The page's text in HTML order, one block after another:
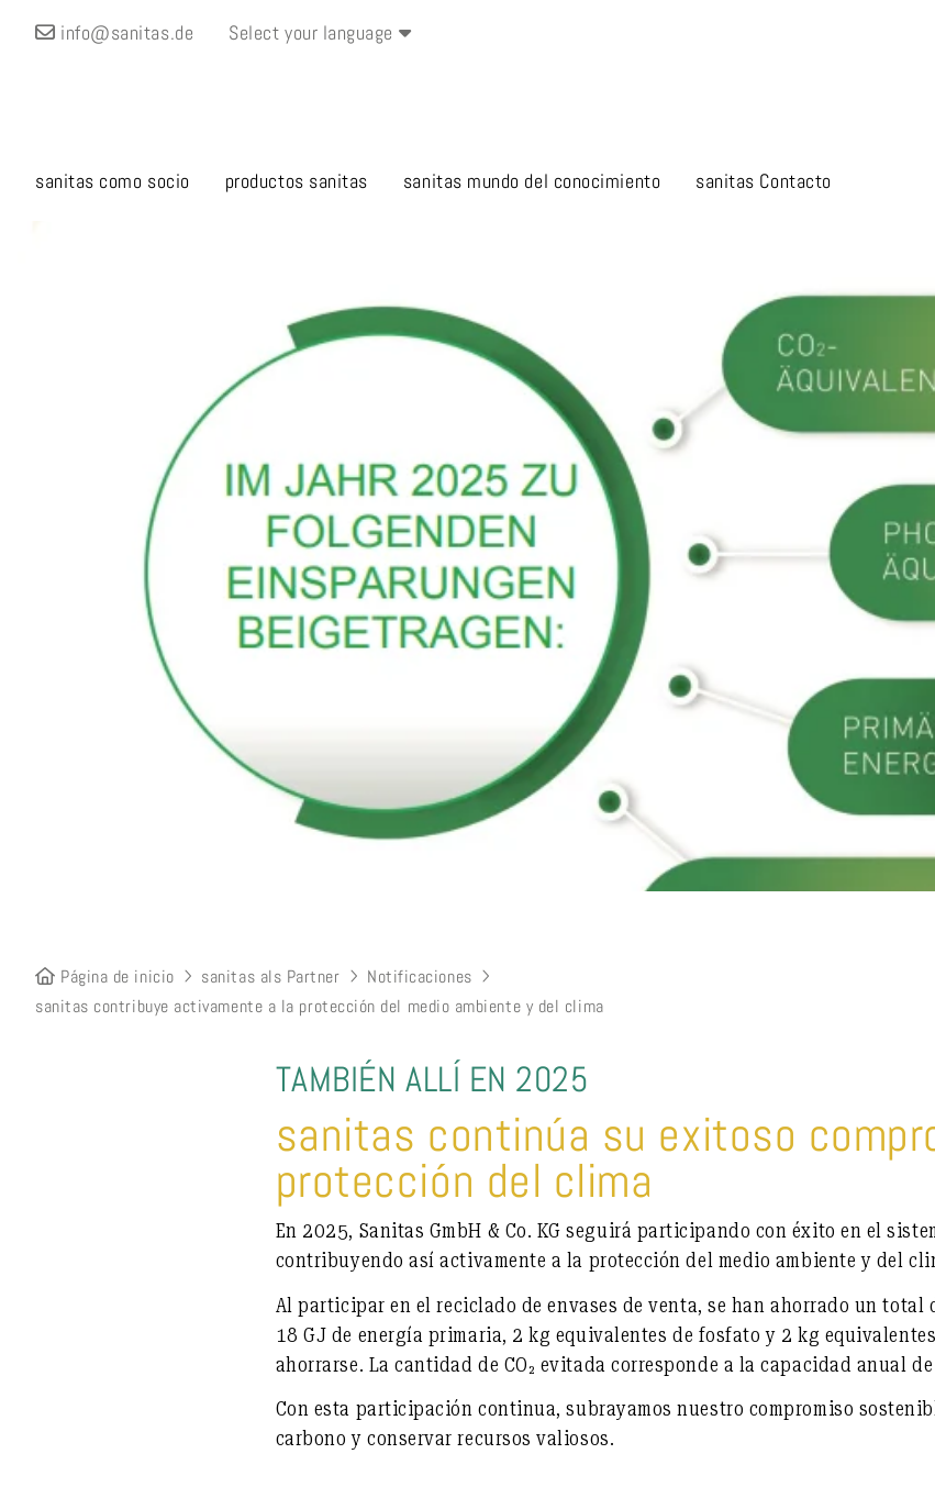
info@sanitas.de Select your language
sanitas como socio productos sanitas sanitas mundo del conocimiento sanitas Contacto
Página de inicio sanitas als Partner
Notificaciones
sanitas contribuye activamente a la protección del medio ambiente y del clima
TAMBIÉN ALLÍ EN 2025
sanitas continúa su exitoso
protección del clima
En 2025, Sanitas GmbH & Co. KG seguirá participando con éxito en el
contribuyendo así activamente a la protección del medio ambiente y del
Al participar en el reciclado de envases de venta, se han ahorrado un total
18 GJ de energía primaria, 2 kg equivalentes de fosfato y 2 kg
ahorrarse. La cantidad de CO₂ evitada corresponde a la capacidad anual
Con esta participación continua, subrayamos nuestro compromiso
carbono y conservar recursos valiosos.